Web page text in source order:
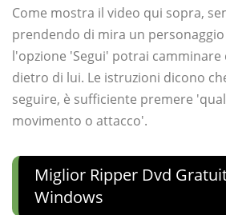
Come mostra il video qui sopra,
prendendo di mira un
l'opzione 'Segui' potrai camminare
dietro di lui. Le istruzioni dicono
seguire, è sufficiente premere
movimento o attacco'.
Miglior Ripper Dvd
Windows